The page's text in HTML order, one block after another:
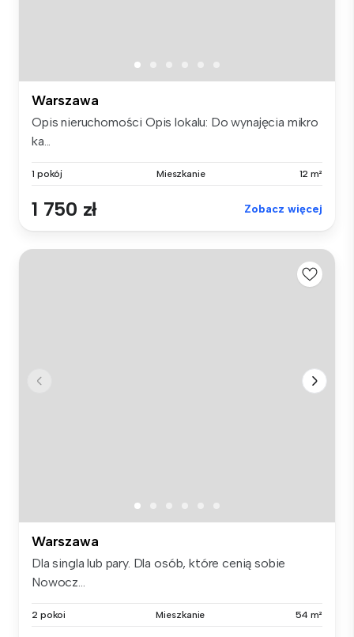
Warszawa
Opis nieruchomości Opis lokalu: Do wynajęcia mikro
ka...
1 pokój Mieszkanie 12 m²
1 750 zł Zobacz więcej
Warszawa
Dla singla lub pary. Dla osób, które cenią sobie
Nowocz...
2 pokoi Mieszkanie 54 m²